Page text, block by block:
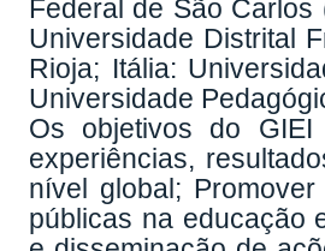
Federal de São Carlos
Universidade Distrital
Rioja; Itália:
Universidade
Os objetivos do GIEI
experiências,
nível global;
públicas na educação